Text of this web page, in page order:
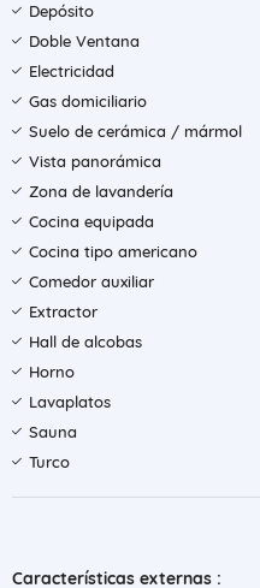
Depósito
Doble Ventana
Electricidad
Gas domiciliario
Suelo de cerámica / mármol
Vista panorámica
Zona de lavandería
Cocina equipada
Cocina tipo americano
Comedor auxiliar
Extractor
Hall de alcobas
Horno
Lavaplatos
Sauna
Turco
Características externas :